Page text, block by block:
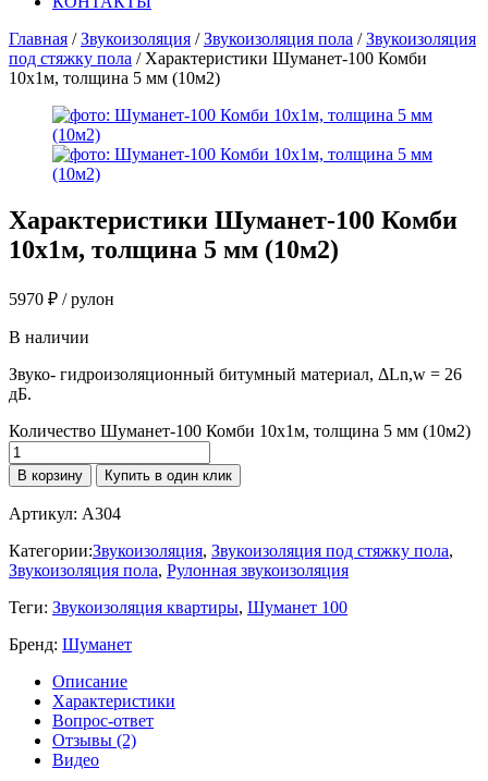
Главная /Звукоизоляция /Звукоизоляция пола /Звукоизоляция
под стяжку пола / Характеристики Шуманет-100 Комби
10х1м, толщина 5 мм (10м2)
Характеристики Шуманет-100 Комби
10х1м, толщина 5 мм (10м2)
5970 ₽ / рулон
В наличии
Звуко- гидроизоляционный битумный материал, ΔLn,w = 26
дБ.
Количество Шуманет-100 Комби 10х1м, толщина 5 мм (10м2)
В корзину Купить в один клик
Артикул: A304
Категории:Звукоизоляция, Звукоизоляция под стяжку пола,
Звукоизоляция пола, Рулонная звукоизоляция
Теги: Звукоизоляция квартиры, Шуманет 100
Бренд: Шуманет
Описание
Характеристики
Вопрос-ответ
Отзывы (2)
Видео